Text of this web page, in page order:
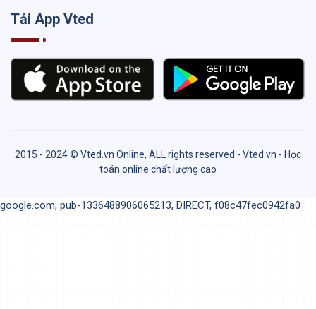
Tải App Vted
2015 - 2024 © Vted.vn Online, ALL rights reserved - Vted.vn - Học
toán online chất lượng cao
google.com, pub-1336488906065213, DIRECT, f08c47fec0942fa0